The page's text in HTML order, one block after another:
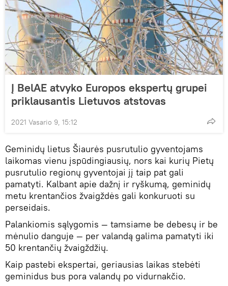
Į BelAE atvyko Europos ekspertų grupei
priklausantis Lietuvos atstovas
2021 Vasario 9, 15:12
Geminidų lietus Šiaurės pusrutulio gyventojams
laikomas vienu įspūdingiausių, nors kai kurių Pietų
pusrutulio regionų gyventojai jį taip pat gali
pamatyti. Kalbant apie dažnį ir ryškumą, geminidų
metu krentančios žvaigždės gali konkuruoti su
perseidais.
Palankiomis sąlygomis — tamsiame be debesų ir be
mėnulio danguje — per valandą galima pamatyti iki
50 krentančių žvaigždžių.
Kaip pastebi ekspertai, geriausias laikas stebėti
geminidus bus pora valandų po vidurnakčio.